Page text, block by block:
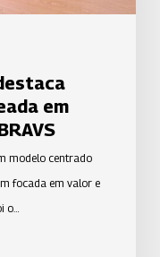
em
modelo centrado
focada em valor e
o…